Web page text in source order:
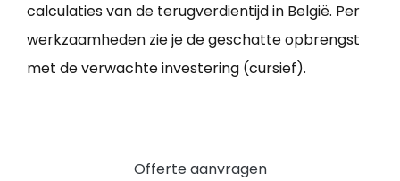
calculaties van de terugverdientijd in België. Per
werkzaamheden zie je de geschatte opbrengst
met de verwachte investering (cursief).
Offerte aanvragen